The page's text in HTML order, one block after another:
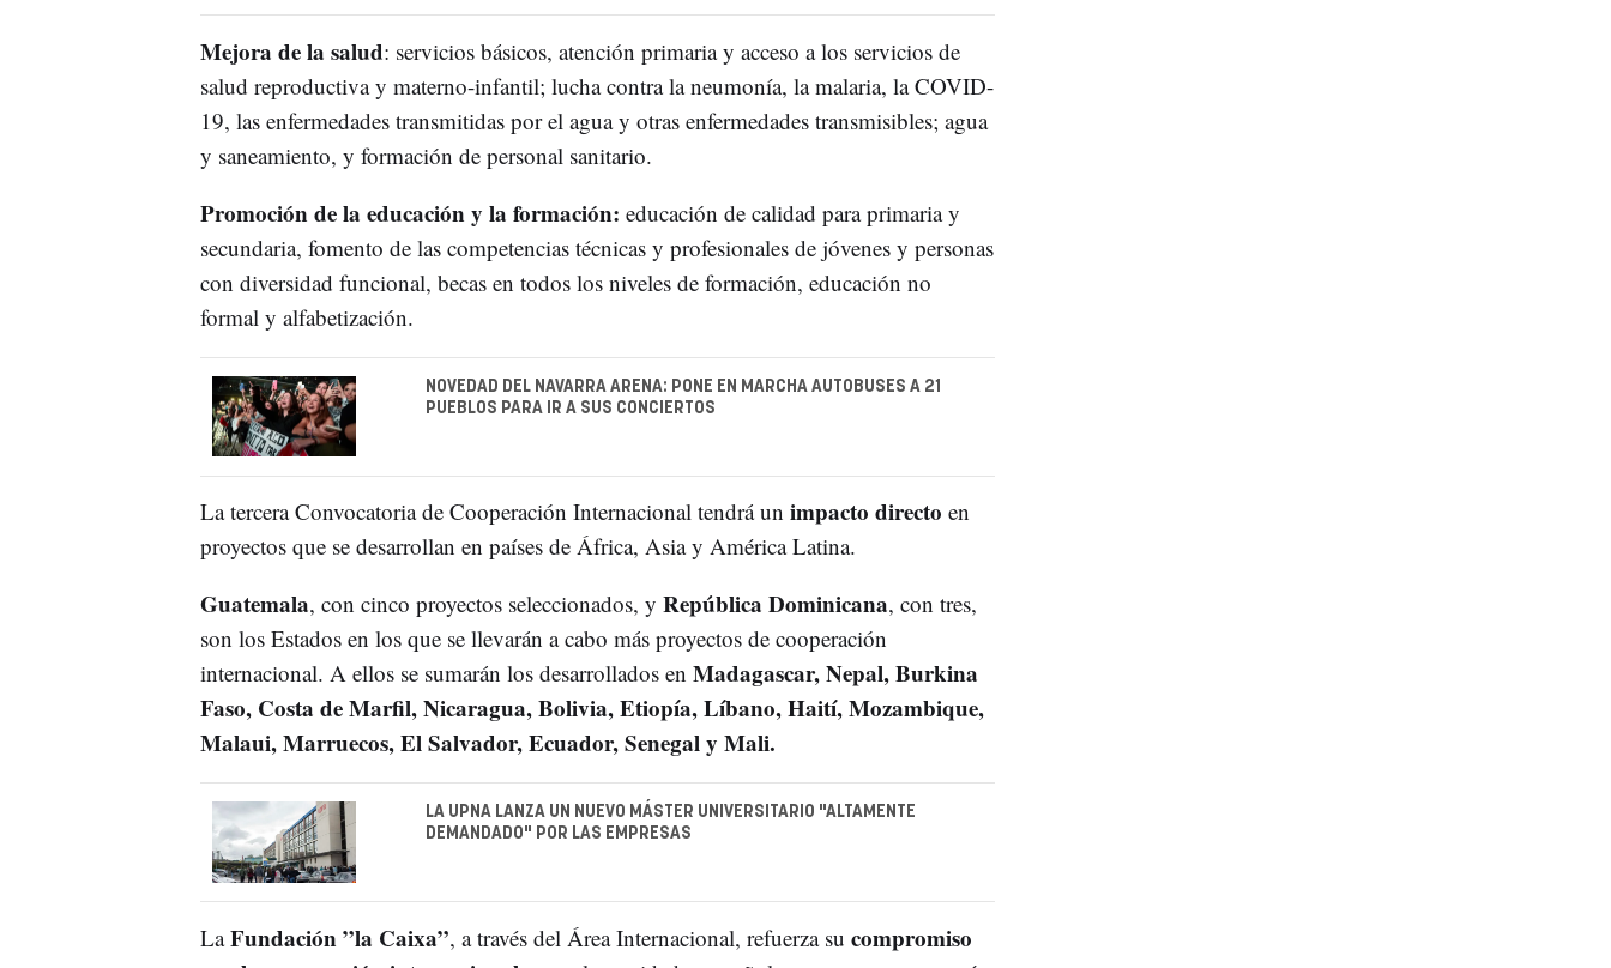
Mejora de la salud: servicios básicos, atención primaria y acceso a los servicios de
salud reproductiva y materno-infantil; lucha contra la neumonía, la malaria, la COVID-
19, las enfermedades transmitidas por el agua y otras enfermedades transmisibles; agua
y saneamiento, y formación de personal sanitario.
Promoción de la educación y la formación: educación de calidad para primaria y
secundaria, fomento de las competencias técnicas y profesionales de jóvenes y personas
con diversidad funcional, becas en todos los niveles de formación, educación no
formal y alfabetización.
NOVEDAD DEL NAVARRA ARENA: PONE EN MARCHA AUTOBUSES A 21
PUEBLOS PARA IR A SUS CONCIERTOS
La tercera Convocatoria de Cooperación Internacional tendrá un impacto directo en
proyectos que se desarrollan en países de África, Asia y América Latina.
Guatemala, con cinco proyectos seleccionados, y República Dominicana, con tres,
son los Estados en los que se llevarán a cabo más proyectos de cooperación
internacional. A ellos se sumarán los desarrollados en Madagascar, Nepal, Burkina
Faso, Costa de Marfil, Nicaragua, Bolivia, Etiopía, Líbano, Haití, Mozambique,
Malaui, Marruecos, El Salvador, Ecuador, Senegal y Mali.
LA UPNA LANZA UN NUEVO MÁSTER UNIVERSITARIO "ALTAMENTE
DEMANDADO" POR LAS EMPRESAS
LaFundación ”la Caixa”, a través del Área Internacional, refuerza su compromiso